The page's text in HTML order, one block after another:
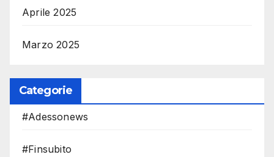
Aprile 2025
Marzo 2025
Categorie
#Adessonews
#Finsubito